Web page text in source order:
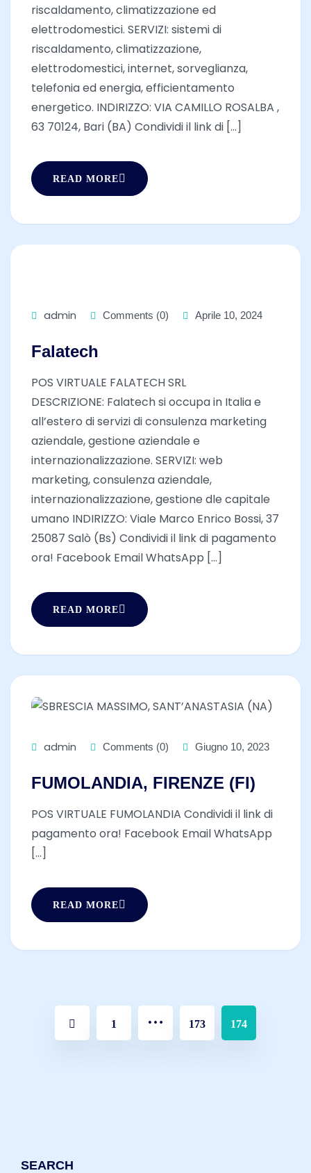
riscaldamento, climatizzazione ed
elettrodomestici. SERVIZI: sistemi di
riscaldamento, climatizzazione,
elettrodomestici, internet, sorveglianza,
telefonia ed energia, efficientamento
energetico. INDIRIZZO: VIA CAMILLO ROSALBA ,
63 70124, Bari (BA) Condividi il link di [...]
READ MORE
admin Comments (0) Aprile 10, 2024
Falatech
POS VIRTUALE FALATECH SRL
DESCRIZIONE: Falatech si occupa in Italia e
all’estero di servizi di consulenza marketing
aziendale, gestione aziendale e
internazionalizzazione. SERVIZI: web
marketing, consulenza aziendale,
internazionalizzazione, gestione dle capitale
umano INDIRIZZO: Viale Marco Enrico Bossi, 37
25087 Salò (Bs) Condividi il link di pagamento
ora! Facebook Email WhatsApp [...]
READ MORE
admin Comments (0) Giugno 10, 2023
FUMOLANDIA, FIRENZE (FI)
POS VIRTUALE FUMOLANDIA Condividi il link di
pagamento ora! Facebook Email WhatsApp
[...]
READ MORE
1 … 173 174
SEARCH